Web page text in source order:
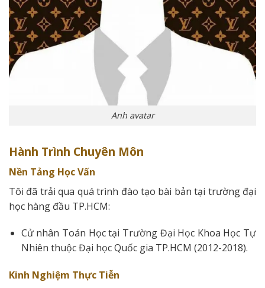
Anh avatar
Hành Trình Chuyên Môn
Nền Tảng Học Vấn
Tôi đã trải qua quá trình đào tạo bài bản tại trường đại
học hàng đầu TP.HCM:
Cử nhân Toán Học tại Trường Đại Học Khoa Học Tự
Nhiên thuộc Đại học Quốc gia TP.HCM (2012-2018).
Kinh Nghiệm Thực Tiễn